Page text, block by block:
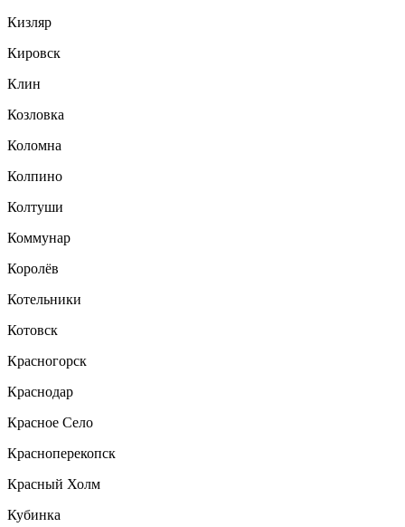
Кизляр
Кировск
Клин
Козловка
Коломна
Колпино
Колтуши
Коммунар
Королёв
Котельники
Котовск
Красногорск
Краснодар
Красное Село
Красноперекопск
Красный Холм
Кубинка